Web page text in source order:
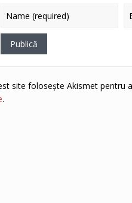
site folosește Akismet pentru
.